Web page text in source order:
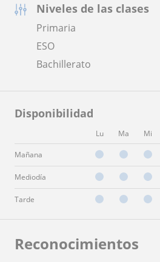
Niveles de las clases
Primaria
ESO
Bachillerato
Disponibilidad
Lu Ma Mi
Mañana
Mediodía
Tarde
Reconocimientos